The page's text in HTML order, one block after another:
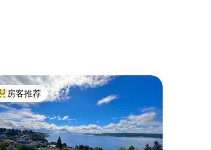
热门「房客推荐」
房客推荐